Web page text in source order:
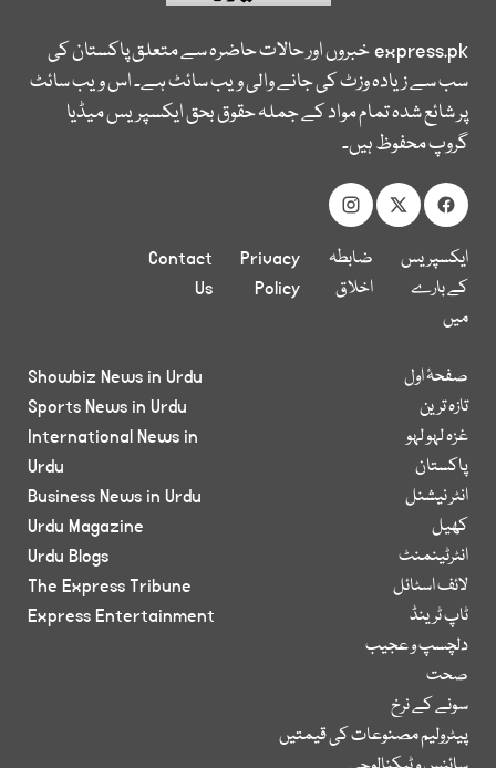
express.pkخبروں اور حالات حاضرہ سے متعلق پاکستان کی
سب سے زیادہ وزٹ کی جانے والی ویب سائٹ ہے۔ اس ویب سائٹ
پر شائع شدہ تمام مواد کے جملہ حقوق بحق ایکسپریس میڈیا
گروپ محفوظ ہیں۔
ایکسپریس
کے بارے
میں
ضابطہ
اخلاق
Privacy
Policy
Contact
Us
صفحۂ اول
تازہ ترین
غزہ لہو لہو
پاکستان
انٹر نیشنل
کھیل
انٹرٹینمنٹ
لائف اسٹائل
ٹاپ ٹرینڈ
دلچسپ و عجیب
صحت
سونے کے نرخ
پیٹرولیم مصنوعات کی قیمتیں
Showbiz News in Urdu
Sports News in Urdu
International News in
Urdu
Business News in Urdu
Urdu Magazine
Urdu Blogs
The Express Tribune
Express Entertainment